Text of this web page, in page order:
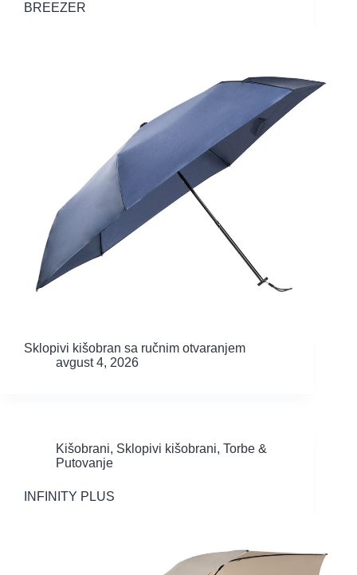
BREEZER
Sklopivi kišobran sa ručnim otvaranjem
avgust 4, 2026
Kišobrani, Sklopivi kišobrani, Torbe &
Putovanje
INFINITY PLUS